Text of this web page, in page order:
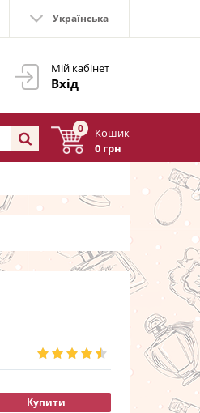
Українська
Мій кабінет
Вхід
0
Кошик
0 грн
Купити